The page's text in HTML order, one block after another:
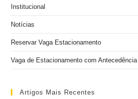
Institucional
Notícias
Reservar Vaga Estacionamento
Vaga de Estacionamento com Antecedência
Artigos Mais Recentes